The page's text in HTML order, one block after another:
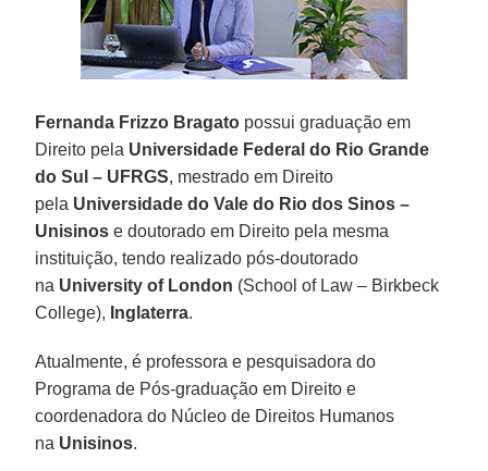
Fernanda Frizzo Bragato possui graduação em
Direito pela Universidade Federal do Rio Grande
do Sul – UFRGS, mestrado em Direito
pela Universidade do Vale do Rio dos Sinos –
Unisinos e doutorado em Direito pela mesma
instituição, tendo realizado pós-doutorado
na University of London (School of Law – Birkbeck
College), Inglaterra.
Atualmente, é professora e pesquisadora do
Programa de Pós-graduação em Direito e
coordenadora do Núcleo de Direitos Humanos
na Unisinos.